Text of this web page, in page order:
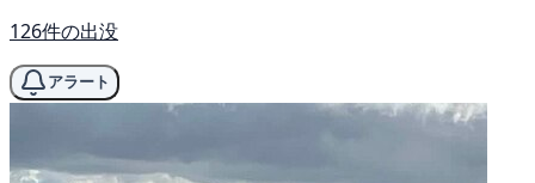
126件の出没
アラート